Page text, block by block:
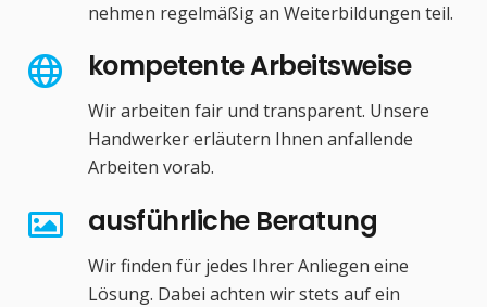
nehmen regelmäßig an Weiterbildungen teil.
kompetente Arbeitsweise
Wir arbeiten fair und transparent. Unsere
Handwerker erläutern Ihnen anfallende
Arbeiten vorab.
ausführliche Beratung
Wir finden für jedes Ihrer Anliegen eine
Lösung. Dabei achten wir stets auf ein